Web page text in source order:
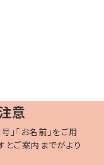
意
「お名前」をご用
とご案内までがより